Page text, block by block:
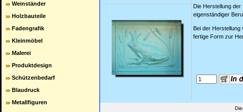
Weinständer
Holzbauteile
Fadengrafik
Kleinmöbel
Malerei
Produktdesign
Schützenbedarf
Blaudruck
Metallfiguren
Die Herstellung der
eigenständiger
Bei der Herstellung
fertige Form zur